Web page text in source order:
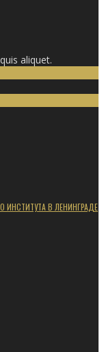
aliquet.
ИНСТИТУТА В ЛЕНИНГРАДЕ